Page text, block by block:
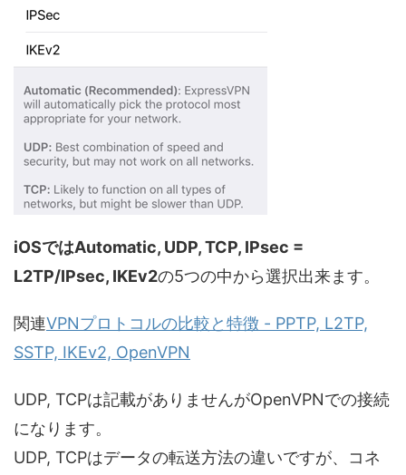
iOSではAutomatic, UDP, TCP, IPsec =
L2TP/IPsec, IKEv2の5つの中から選択出来ます。
関連VPNプロトコルの比較と特徴 - PPTP, L2TP,
SSTP, IKEv2, OpenVPN
UDP, TCPは記載がありませんがOpenVPNでの接続
になります。
UDP, TCPはデータの転送方法の違いですが、コネ